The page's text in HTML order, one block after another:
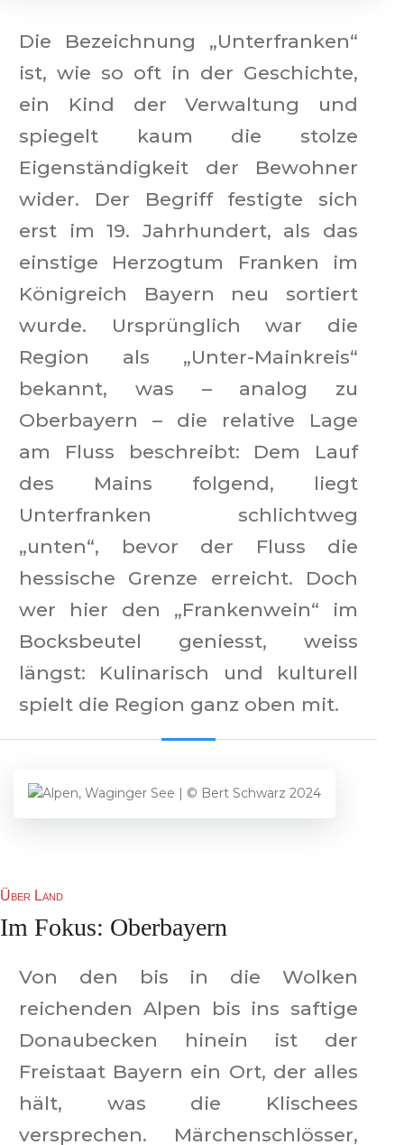
Die Bezeichnung „Unterfranken“
ist, wie so oft in der Geschichte,
ein Kind der Verwaltung und
spiegelt kaum die stolze
Eigenständigkeit der Bewohner
wider. Der Begriff festigte sich
erst im 19. Jahrhundert, als das
einstige Herzogtum Franken im
Königreich Bayern neu sortiert
wurde. Ursprünglich war die
Region als „Unter-Mainkreis“
bekannt, was – analog zu
Oberbayern – die relative Lage
am Fluss beschreibt: Dem Lauf
des Mains folgend, liegt
Unterfranken schlichtweg
„unten“, bevor der Fluss die
hessische Grenze erreicht. Doch
wer hier den „Frankenwein“ im
Bocksbeutel geniesst, weiss
längst: Kulinarisch und kulturell
spielt die Region ganz oben mit.
Über Land
Im Fokus: Oberbayern
Von den bis in die Wolken
reichenden Alpen bis ins saftige
Donaubecken hinein ist der
Freistaat Bayern ein Ort, der alles
hält, was die Klischees
versprechen. Märchenschlösser,